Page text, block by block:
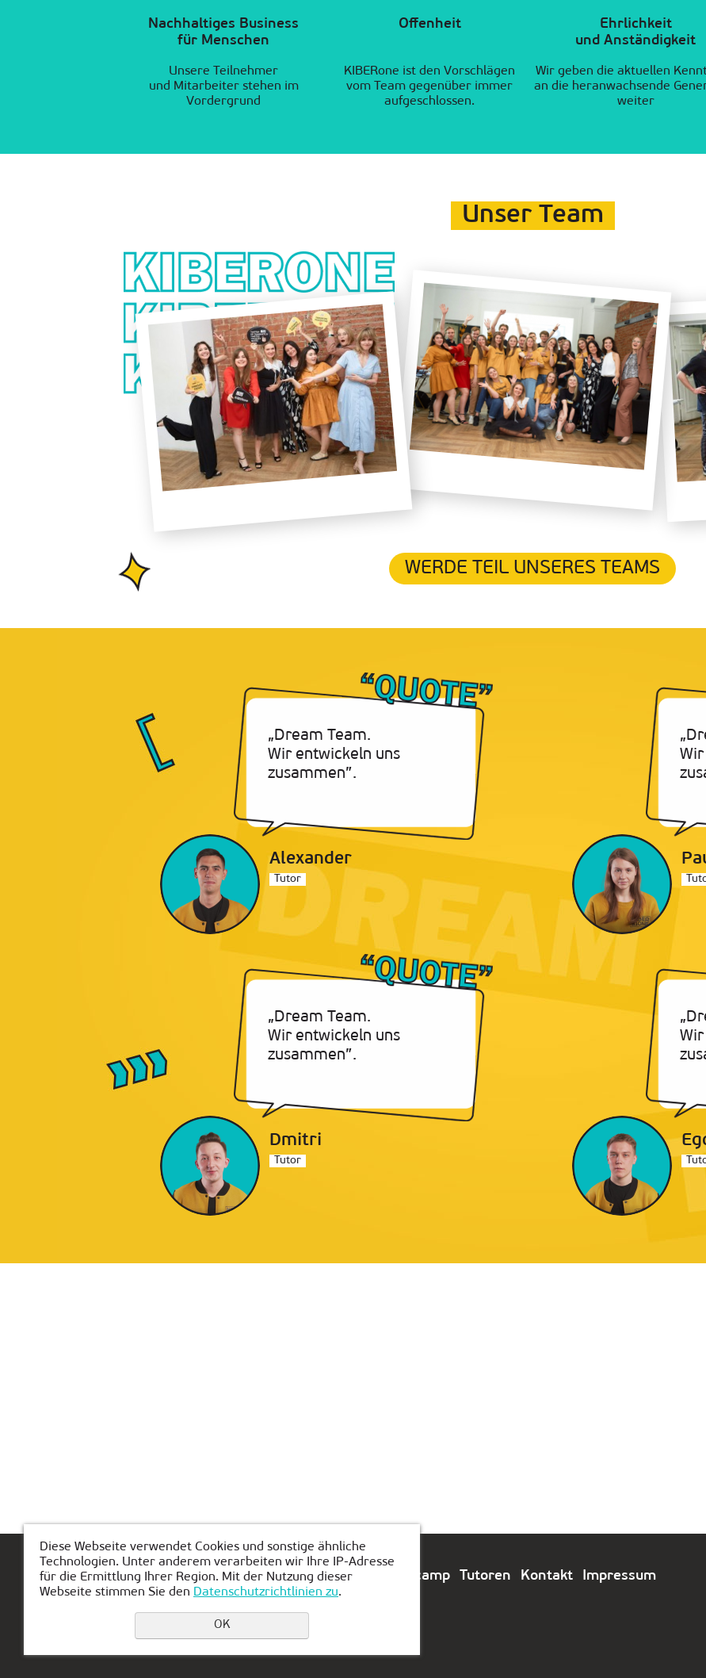
Nachhaltiges Business
für Menschen
Unsere Teilnehmer
und Mitarbeiter stehen im
Vordergrund
Offenheit
KIBERone ist den Vorschlägen
vom Team gegenüber immer
aufgeschlossen.
Ehrlichkeit
und Anständigkeit
Wir geben die aktuellen
an die heranwachsende
weiter
Unser Team
WERDE TEIL UNSERES TEAMS
„Dream Team.
Wir entwickeln uns
zusammen”.
Alexander
Tutor
„Dream Team.
Wir entwickeln uns
zusammen”.
Dmitri
Tutor
Hauptseite Über KIBERone Module Feriencamp Tutoren Kontakt Impressum
Diese Webseite verwendet Cookies und sonstige ähnliche
Technologien. Unter anderem verarbeiten wir Ihre IP-Adresse
für die Ermittlung Ihrer Region. Mit der Nutzung dieser
Webseite stimmen Sie den Datenschutzrichtlinien zu.
OK